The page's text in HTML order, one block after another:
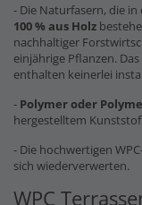
- Die Naturfasern, die
100 % aus Holz
nachhaltiger
einjährige Pflanzen.
enthalten keinerlei
- Polymer oder
hergestelltem
- Die hochwertigen
sich wiederverwerten.
WPC